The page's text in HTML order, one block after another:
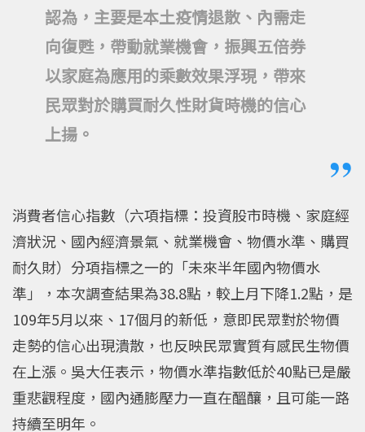
認為，主要是本土疫情退散、內需走
向復甦，帶動就業機會，振興五倍券
以家庭為應用的乘數效果浮現，帶來
民眾對於購買耐久性財貨時機的信心
上揚。
消費者信心指數（六項指標：投資股市時機、家庭經
濟狀況、國內經濟景氣、就業機會、物價水準、購買
耐久財）分項指標之一的「未來半年國內物價水
準」，本次調查結果為38.8點，較上月下降1.2點，是
109年5月以來、17個月的新低，意即民眾對於物價
走勢的信心出現潰散，也反映民眾實質有感民生物價
在上漲。吳大任表示，物價水準指數低於40點已是嚴
重悲觀程度，國內通膨壓力一直在醞釀，且可能一路
持續至明年。